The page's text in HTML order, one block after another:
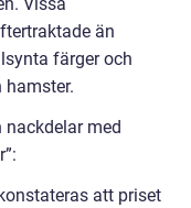
Vissa
än
färger och
hamster.
med
att priset